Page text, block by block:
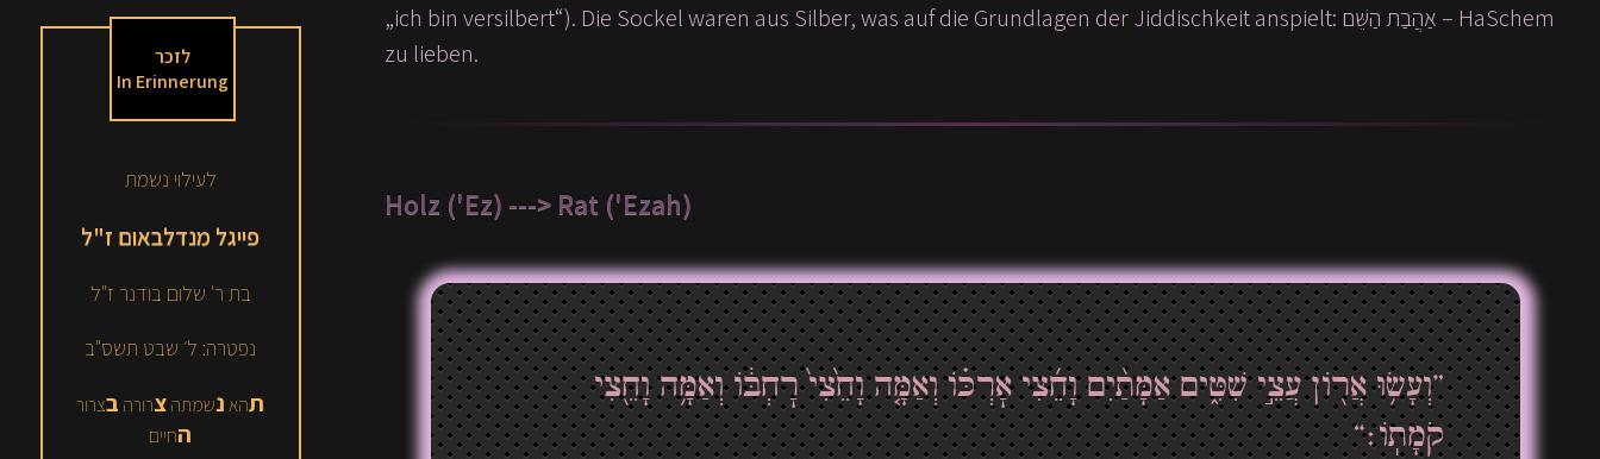
„ich bin versilbert“). Die Sockel waren aus Silber, was auf die Grundlagen der Jiddischkeit anspielt: אַהֲבַת הַשֵּׁם – HaSchem
zu lieben.
Holz ('Ez) ---> Rat ('Ezah)
”וְעָשׂ֥וּ אֲר֖וֹן עֲצֵ֣י שִׁטִּ֑ים אַמָּתַ֨יִם וָחֵ֜צִי אׇרְכּ֗וֹ וְאַמָּ֤ה וָחֵ֙צִי֙ רׇחְבּ֔וֹ וְאַמָּ֥ה וָחֵ֖צִי
קֹמָתֽוֹ׃“
לזכר
In Erinnerung
לעילוי נשמת
פייגל מנדלבאום ז"ל
בת ר' שלום בודנר ז"ל
נפטרה: ל׳ שבט תשס"ב
תהאנשמתהצרורה בצרור
החיים